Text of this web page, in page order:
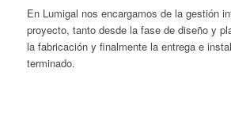
En Lumigal nos encargamos de la gestión
proyecto, tanto desde la fase de diseño y
la fabricación y finalmente la entrega e
terminado.